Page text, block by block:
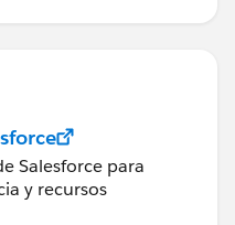
Salesforce para
y recursos